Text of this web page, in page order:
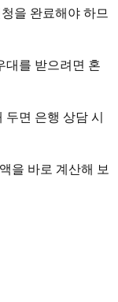
을 완료해야 하므
대를 받으려면 혼
면 은행 상담 시
을 바로 계산해 보